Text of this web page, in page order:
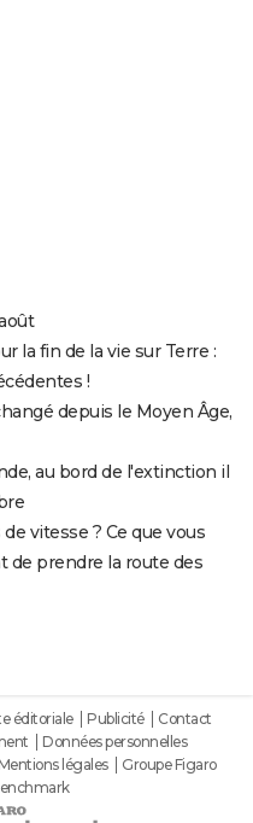
la fin de la vie sur Terre :
!
depuis le Moyen Âge,
au bord de l'extinction il
vitesse ? Ce que vous
de prendre la route des
éditoriale Publicité
Contact
Données personnelles
Mentions légales
Groupe Figaro